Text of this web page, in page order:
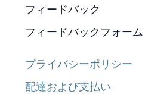
フィードバック
フィードバックフォーム
プライバシーポリシー
配達および支払い